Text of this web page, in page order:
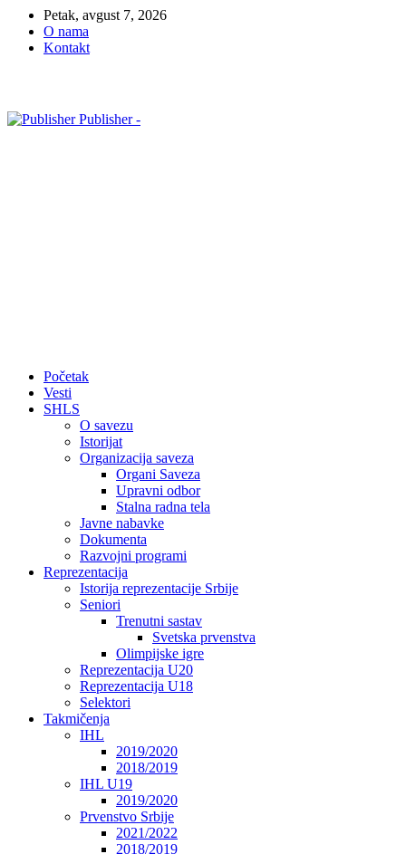
Petak, avgust 7, 2026
O nama
Kontakt
Publisher -
Početak
Vesti
SHLS
O savezu
Istorijat
Organizacija saveza
Organi Saveza
Upravni odbor
Stalna radna tela
Javne nabavke
Dokumenta
Razvojni programi
Reprezentacija
Istorija reprezentacije Srbije
Seniori
Trenutni sastav
Svetska prvenstva
Olimpijske igre
Reprezentacija U20
Reprezentacija U18
Selektori
Takmičenja
IHL
2019/2020
2018/2019
IHL U19
2019/2020
Prvenstvo Srbije
2021/2022
2018/2019